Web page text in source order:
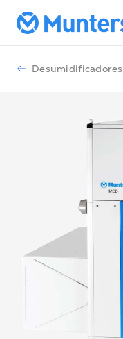
Desumidificadores